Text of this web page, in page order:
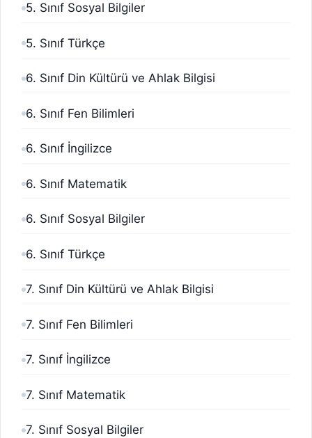
5. Sınıf Sosyal Bilgiler
5. Sınıf Türkçe
6. Sınıf Din Kültürü ve Ahlak Bilgisi
6. Sınıf Fen Bilimleri
6. Sınıf İngilizce
6. Sınıf Matematik
6. Sınıf Sosyal Bilgiler
6. Sınıf Türkçe
7. Sınıf Din Kültürü ve Ahlak Bilgisi
7. Sınıf Fen Bilimleri
7. Sınıf İngilizce
7. Sınıf Matematik
7. Sınıf Sosyal Bilgiler